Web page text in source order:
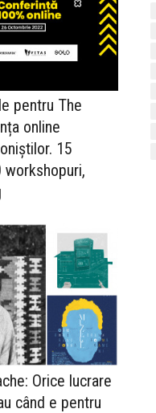
pentru The
online
15
workshopuri,
Orice lucrare
când e pentru